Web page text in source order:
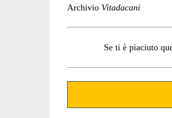
Archivio Vitadacani
Se ti è piaciuto